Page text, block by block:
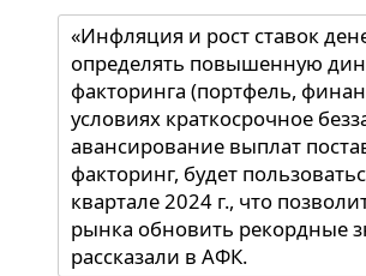
«Инфляция и рост ставок
определять повышенную
факторинга (портфель,
условиях краткосрочное
авансирование выплат
факторинг, будет
квартале 2024 г., что
рынка обновить рекордные
рассказали в АФК.